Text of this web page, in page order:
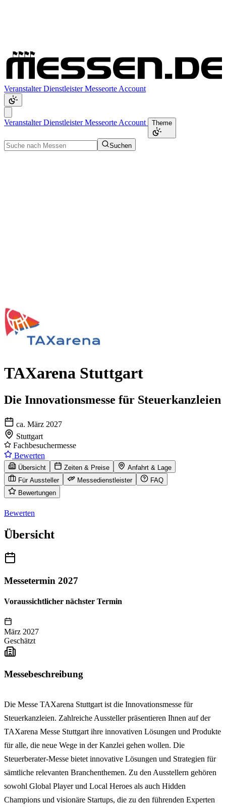
VeranstalterDienstleisterMesseorte Account
VeranstalterDienstleisterMesseorte Account Theme
Suchen
TAXarena Stuttgart
Die Innovationsmesse für Steuerkanzleien
ca. März 2027
Stuttgart
Fachbesuchermesse
Bewerten
Übersicht Zeiten & Preise
Anfahrt & Lage
Für Aussteller
Messedienstleister
FAQ
Bewertungen
Bewerten
Übersicht
Messetermin 2027
Voraussichtlicher nächster Termin
März 2027
Geschätzt
Messebeschreibung
Die Messe TAXarena Stuttgart ist die Innovationsmesse für
Steuerkanzleien. Zahlreiche Aussteller präsentieren Ihnen auf der
TAXarena Messe Stuttgart ihre innovativen Lösungen und Produkte
für alle, die neue Wege in der Kanzlei gehen wollen. Die
Steuerberater-Messe bietet innovative Lösungen und Strategien für
sämtliche relevanten Branchenthemen. Zu den Ausstellern gehören
sowohl Global Player und Local Heroes als auch Hidden
Champions und visionäre Startups, die zu den führenden Experten